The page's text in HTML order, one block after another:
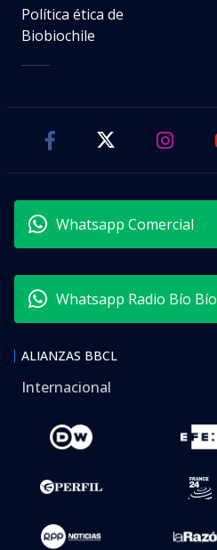
Política ética de
Biobiochile
Whatsapp Comercial
Whatsapp Radio Bío Bío
ALIANZAS BBCL
Internacional